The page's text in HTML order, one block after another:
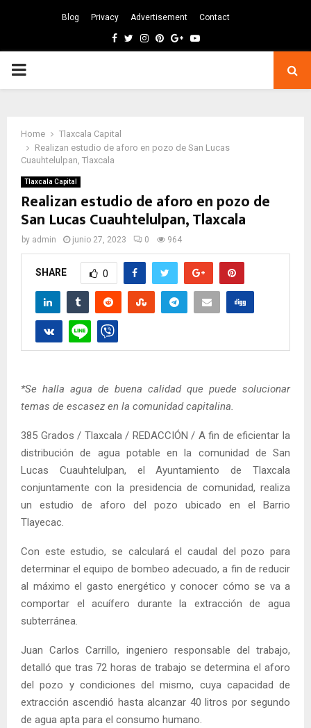
Blog Privacy Advertisement Contact
Facebook
TwitterInstagram
Pinterest
GoogleYoutube
PRIMARY
Home
Tlaxcala Capital
Realizan estudio de aforo en pozo de San Lucas
Cuauhtelulpan, Tlaxcala
Tlaxcala Capital
Realizan estudio de aforo en pozo de
San Lucas Cuauhtelulpan, Tlaxcala
by admin junio 27, 2023 0 964
SHARE 0
*Se halla agua de buena calidad que puede solucionar
temas de escasez en la comunidad capitalina.
385 Grados / Tlaxcala / REDACCIÓN / A fin de eficientar la
distribución de agua potable en la comunidad de San
Lucas Cuauhtelulpan, el Ayuntamiento de Tlaxcala
conjuntamente con la presidencia de comunidad, realiza
un estudio de aforo del pozo ubicado en el Barrio
Tlayecac.
Con este estudio, se calculará el caudal del pozo para
determinar el equipo de bombeo adecuado, a fin de reducir
al máximo el gasto energético y conocer cómo se va a
comportar el acuífero durante la extracción de agua
subterránea.
Juan Carlos Carrillo, ingeniero responsable del trabajo,
detalló que tras 72 horas de trabajo se determina el aforo
del pozo y condiciones del mismo, cuya capacidad de
extracción ascendió hasta alcanzar 40 litros por segundo
de agua apta para el consumo humano.